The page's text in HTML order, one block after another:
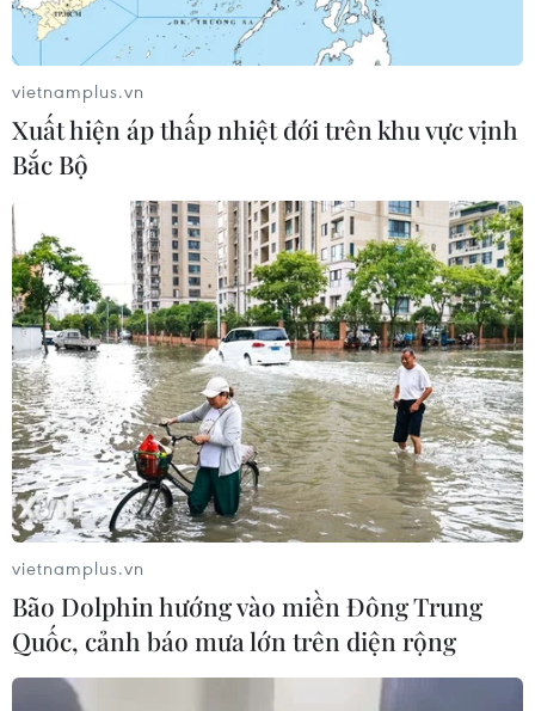
Gần 40 điểm bị sạt lở đất do mưa lớn
tại Lào Cai
05/08/2026 14:56
Bão số 3 gây gió mạnh, sóng cao trên
vùng biển phía Đông Nam
05/08/2026 14:55
Thả kỳ đà hoa về rừng đặc dụng
vườn chim Bạc Liêu
05/08/2026 13:45
vietnamplus.vn
Xuất hiện áp thấp nhiệt đới trên khu vực vịnh
Bắc Bộ
vietnamplus.vn
Bão Dolphin hướng vào miền Đông Trung
Quốc, cảnh báo mưa lớn trên diện rộng